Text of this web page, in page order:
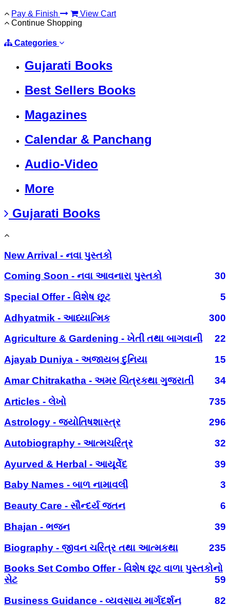
Pay & Finish
View Cart
Continue Shopping
Categories
Gujarati Books
Best Sellers Books
Magazines
Calendar & Panchang
Audio-Video
More
Gujarati Books
New Arrival - નવા પુસ્તકો
Coming Soon - નવા આવનારા પુસ્તકો
30
Special Offer - વિશેષ છૂટ
5
Adhyatmik - આધ્યાત્મિક
300
Agriculture & Gardening - ખેતી તથા બાગવાની
22
Ajayab Duniya - અજાયબ દુનિયા
15
Amar Chitrakatha - અમર ચિત્રકથા ગુજરાતી
34
Articles - લેખો
735
Astrology - જ્યોતિષશાસ્ત્ર
296
Autobiography - આત્મચરિત્ર
32
Ayurved & Herbal - આયૂર્વેદ
39
Baby Names - બાળ નામાવલી
3
Beauty Care - સૌન્દર્ય જતન
6
Bhajan - ભજન
39
Biography - જીવન ચરિત્ર તથા આત્મકથા
235
Books Set Combo Offer - વિશેષ છૂટ વાળા પુસ્તકોનો
સેટ
59
Business Guidance - વ્યવસાય માર્ગદર્શન
82